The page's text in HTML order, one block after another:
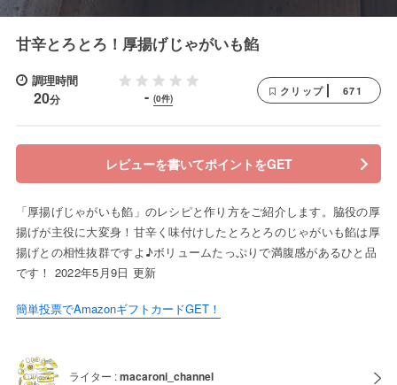
甘辛とろとろ！厚揚げじゃがいも餡
調理時間
20分 - (0件)
クリップ 671
レビューを書いてポイントをGET
「厚揚げじゃがいも餡」のレシピと作り方をご紹介します。脇役の厚
揚げが主役に大変身！甘辛く味付けしたとろとろのじゃがいも餡は厚
揚げとの相性抜群ですよ♪ボリュームたっぷりで満腹感があるひと品
です！ 2022年5月9日 更新
簡単投票でAmazonギフトカードGET！
ライター :macaroni_channel